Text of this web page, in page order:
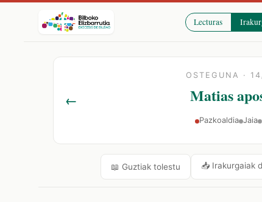
Lecturas
←
OSTEGUNA ·
Matias
Pazkoaldia Jaia
📖 Guztiak tolestu 📥 Irakurgaiak